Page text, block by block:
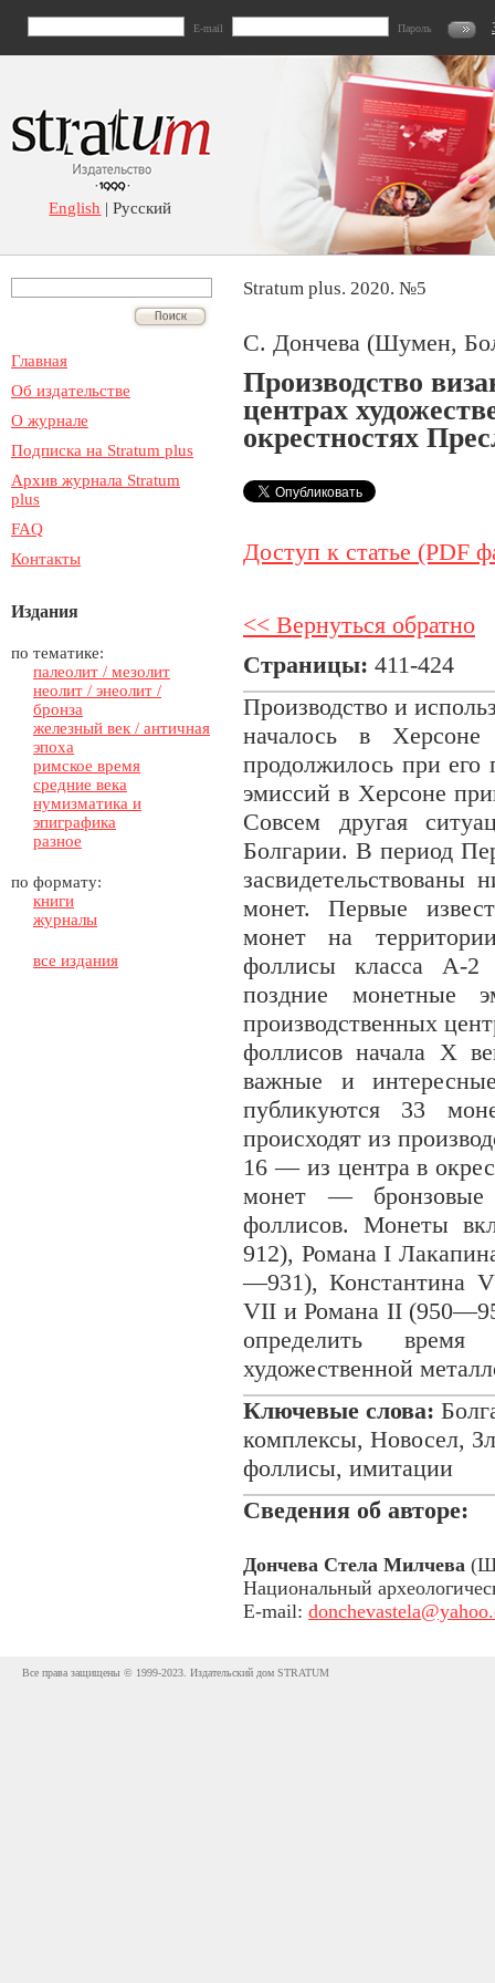
E-mail Пароль
English | Русский
Главная
Об издательстве
О журнале
Подписка на Stratum plus
Архив журнала Stratum
plus
FAQ
Контакты
Издания
по тематике:
палеолит / мезолит
неолит / энеолит /
бронза
железный век / античная
эпоха
римское время
средние века
нумизматика и
эпиграфика
разное
по формату:
книги
журналы
все издания
Stratum plus. 2020. №5
С. Дончева (Шумен,
Производство
центрах
окрестностях
Доступ к статье (PDF
<< Вернуться обратно
Страницы: 411-424
Производство и
началось в
продолжилось при
эмиссий в Херсоне
Совсем другая
Болгарии. В период
засвидетельствованы
монет. Первые
монет на
фоллисы класса А-2
поздние монетные
производственных
фоллисов начала X
важные и
публикуются 33
происходят из
16 — из центра в
монет — бронзовые
фоллисов. Монеты
912), Романа I
—931), Константина
VII и Романа II
определить время
художественной
Ключевые слова:
комплексы, Новосел,
фоллисы, имитации
Сведения об авторе:
Дончева Стела Милчева
Национальный
E-mail:
Все права защищены © 1999-2023. Издательский дом STRATUM